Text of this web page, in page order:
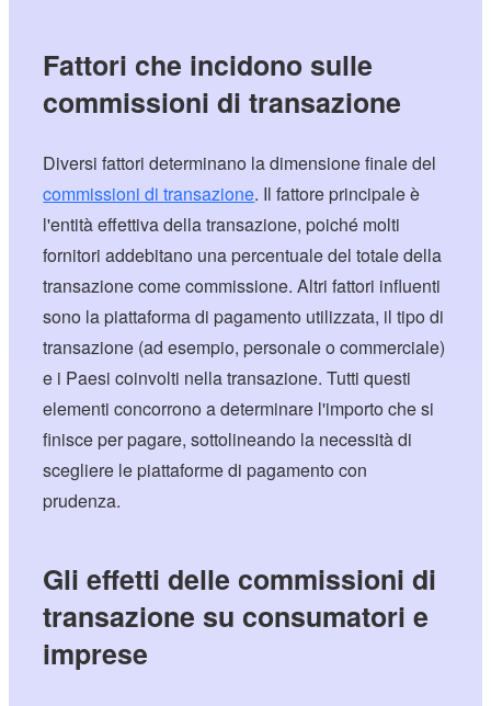
Fattori che incidono sulle
commissioni di transazione
Diversi fattori determinano la dimensione finale del
commissioni di transazione. Il fattore principale è
l'entità effettiva della transazione, poiché molti
fornitori addebitano una percentuale del totale della
transazione come commissione. Altri fattori influenti
sono la piattaforma di pagamento utilizzata, il tipo di
transazione (ad esempio, personale o commerciale)
e i Paesi coinvolti nella transazione. Tutti questi
elementi concorrono a determinare l'importo che si
finisce per pagare, sottolineando la necessità di
scegliere le piattaforme di pagamento con
prudenza.
Gli effetti delle commissioni di
transazione su consumatori e
imprese